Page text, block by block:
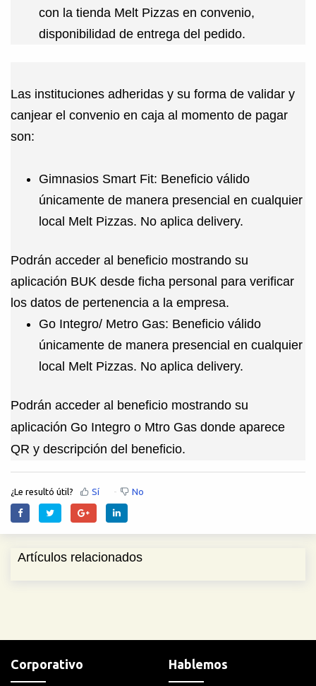
con la tienda Melt Pizzas en convenio,
disponibilidad de entrega del pedido.
Las instituciones adheridas y su forma de validar y
canjear el convenio en caja al momento de pagar
son:
Gimnasios Smart Fit: Beneficio válido
únicamente de manera presencial en cualquier
local Melt Pizzas. No aplica delivery.
Podrán acceder al beneficio mostrando su
aplicación BUK desde ficha personal para verificar
los datos de pertenencia a la empresa.
Go Integro/ Metro Gas: Beneficio válido
únicamente de manera presencial en cualquier
local Melt Pizzas. No aplica delivery.
Podrán acceder al beneficio mostrando su
aplicación Go Integro o Mtro Gas donde aparece
QR y descripción del beneficio.
¿Le resultó útil? Sí No
Artículos relacionados
Corporativo Hablemos